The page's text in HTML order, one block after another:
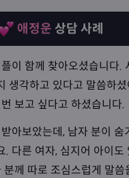
애정운 상담 사례
이 함께 찾아오셨습니다.
생각하고 있다고 말씀하셨
보고 싶다고 하셨습니다.
아보았는데, 남자 분이 숨
. 다른 여자, 심지어 아이도
분께 따로 조심스럽게 말씀